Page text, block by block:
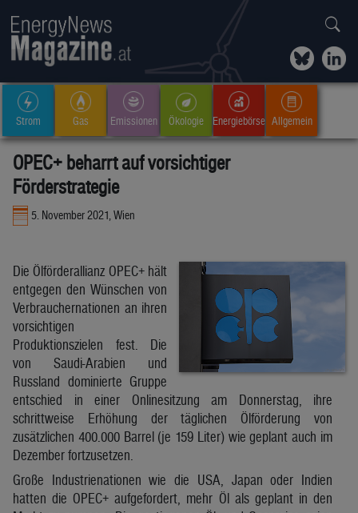
Strom Gas Emissionen Ökologie Energiebörse Allgemein
OPEC+ beharrt auf vorsichtiger
Förderstrategie
5. November 2021, Wien
Die Ölförderallianz OPEC+ hält
entgegen den Wünschen von
Verbrauchernationen an ihren
vorsichtigen
Produktionszielen fest. Die
von Saudi-Arabien und
Russland dominierte Gruppe
entschied in einer Onlinesitzung am Donnerstag, ihre
schrittweise Erhöhung der täglichen Ölförderung von
zusätzlichen 400.000 Barrel (je 159 Liter) wie geplant auch im
Dezember fortzusetzen.
Große Industrienationen wie die USA, Japan oder Indien
hatten die OPEC+ aufgefordert, mehr Öl als geplant in den